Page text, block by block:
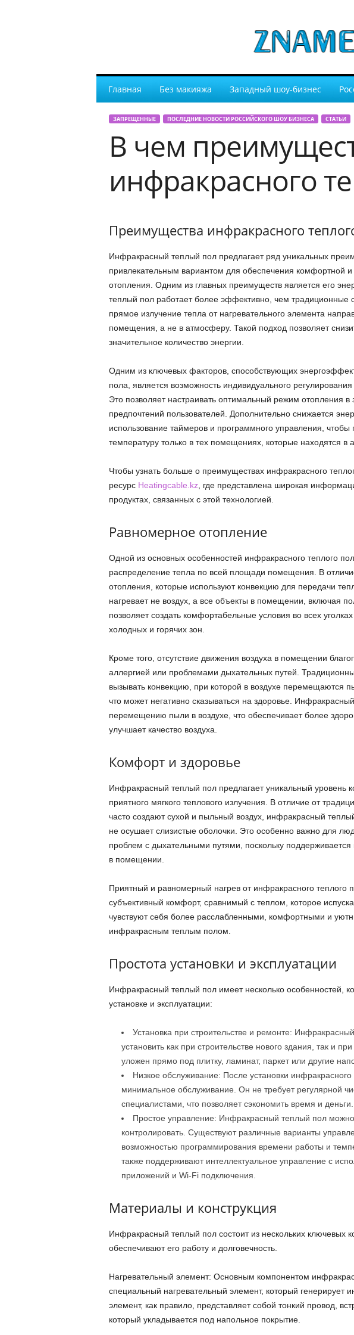
Главная Без макияжа Западный шоу-бизнес
ЗАПРЕЩЕННЫЕ ПОСЛЕДНИЕ НОВОСТИ РОССИЙСКОГО ШОУ БИЗНЕСА СТАТЬИ
В чем
инфракрасного
Преимущества инфракрасного
Инфракрасный теплый пол предлагает ряд уникальных
привлекательным вариантом для обеспечения комфортной
отопления. Одним из главных преимуществ является его
теплый пол работает более эффективно, чем традиционные
прямое излучение тепла от нагревательного элемента
помещения, а не в атмосферу. Такой подход позволяет
значительное количество энергии.
Одним из ключевых факторов, способствующих
пола, является возможность индивидуального
Это позволяет настраивать оптимальный режим отопления в
предпочтений пользователей. Дополнительно снижается
использование таймеров и программного управления,
температуру только в тех помещениях, которые находятся в
Чтобы узнать больше о преимуществах инфракрасного
ресурс Heatingcable.kz, где представлена широкая
продуктах, связанных с этой технологией.
Равномерное отопление
Одной из основных особенностей инфракрасного теплого
распределение тепла по всей площади помещения. В
отопления, которые используют конвекцию для передачи
нагревает не воздух, а все объекты в помещении, включая
позволяет создать комфортабельные условия во всех
холодных и горячих зон.
Кроме того, отсутствие движения воздуха в помещении
аллергией или проблемами дыхательных путей.
вызывать конвекцию, при которой в воздухе перемещаются
что может негативно сказываться на здоровье.
перемещению пыли в воздухе, что обеспечивает более
улучшает качество воздуха.
Комфорт и здоровье
Инфракрасный теплый пол предлагает уникальный уровень
приятного мягкого теплового излучения. В отличие от
часто создают сухой и пыльный воздух, инфракрасный
не осушает слизистые оболочки. Это особенно важно для
проблем с дыхательными путями, поскольку
в помещении.
Приятный и равномерный нагрев от инфракрасного теплого
субъективный комфорт, сравнимый с теплом, которое
чувствуют себя более расслабленными, комфортными и
инфракрасным теплым полом.
Простота установки и эксплуатации
Инфракрасный теплый пол имеет несколько особенностей,
установке и эксплуатации:
Установка при строительстве и ремонте:
установить как при строительстве нового здания, так и
уложен прямо под плитку, ламинат, паркет или другие
Низкое обслуживание: После установки инфракрасного
минимальное обслуживание. Он не требует регулярной
специалистами, что позволяет сэкономить время и деньги.
Простое управление: Инфракрасный теплый пол можно
контролировать. Существуют различные варианты
возможностью программирования времени работы и
также поддерживают интеллектуальное управление с
приложений и Wi-Fi подключения.
Материалы и конструкция
Инфракрасный теплый пол состоит из нескольких ключевых
обеспечивают его работу и долговечность.
Нагревательный элемент: Основным компонентом
специальный нагревательный элемент, который генерирует
элемент, как правило, представляет собой тонкий провод,
который укладывается под напольное покрытие.